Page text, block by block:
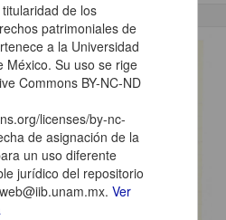
titularidad de los
patrimoniales de
a la Universidad
México. Su uso se rige
Commons BY-NC-ND
licenses/by-nc-
de asignación de la
un uso diferente
jurídico del repositorio
Ver